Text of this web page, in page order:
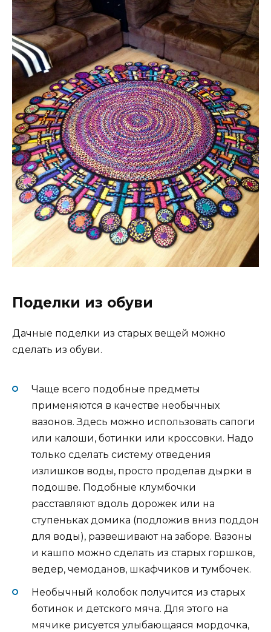
Поделки из обуви
Дачные поделки из старых вещей можно
сделать из обуви.
Чаще всего подобные предметы
применяются в качестве необычных
вазонов. Здесь можно использовать сапоги
или калоши, ботинки или кроссовки. Надо
только сделать систему отведения
излишков воды, просто проделав дырки в
подошве. Подобные клумбочки
расставляют вдоль дорожек или на
ступеньках домика (подложив вниз поддон
для воды), развешивают на заборе. Вазоны
и кашпо можно сделать из старых горшков,
ведер, чемоданов, шкафчиков и тумбочек.
Необычный колобок получится из старых
ботинок и детского мяча. Для этого на
мячике рисуется улыбающаяся мордочка,